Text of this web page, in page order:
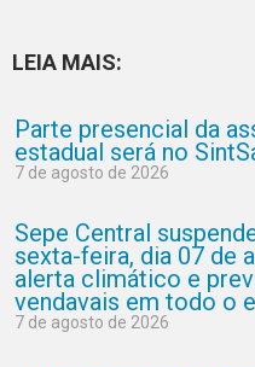
LEIA MAIS:
Parte presencial da
estadual será no
7 de agosto de 2026
Sepe Central
sexta-feira, dia 07 de
alerta climático e
vendavais em todo o
7 de agosto de 2026